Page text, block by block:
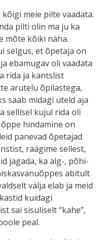
meie pilte vaadata.
pilti olin ma ju ka
mõte kõiki näha.
selgus, et õpetaja on
ebamugav oli vaadata
rida ja kantslist
arutelu õpilastega,
saab midagi üteld aja
sellisel kujul rida oli
hindamine on
panevad õpetajad
räägime sellest,
jagada, ka alg-, põhi-
abitult
välja elab ja meid
kuidagi
sai sisuliselt “kahe”,
peal.